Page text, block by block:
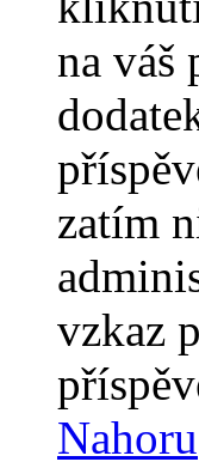
na váš
zatím
vzkaz
Nahoru